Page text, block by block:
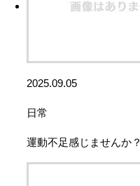
2025.09.05
日常
運動不足感じませんか？